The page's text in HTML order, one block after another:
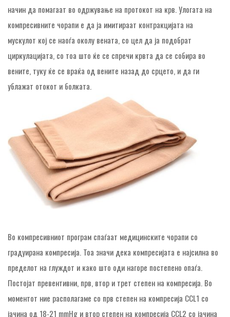
начин да помагаат во одржување на протокот на крв. Улогата на
компресивните чорапи е да ја имитираат контракцијата на
мускулот кој се наоѓа околу вената, со цел да ја подобрат
циркулацијата, со тоа што ќе се спречи крвта да се собира во
вените, туку ќе се враќа од вените назад до срцето, и да ги
ублажат отокот и болката.
Во компресивниот програм спаѓаат медицинските чорапи со
градуирана компресија. Тоа значи дека компресијата е најсилна во
пределот на глуждот и како што оди нагоре постепено опаѓа.
Постојат прeвентивни, прв, втор и трет степен на компресија. Во
моментот ние располагаме со прв степен на компресија CCL1 со
јачина од 18-21 mmHg и втор степен на компресија CCL2 со јачина